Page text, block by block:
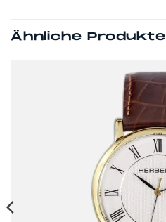
Ähnliche Produkte